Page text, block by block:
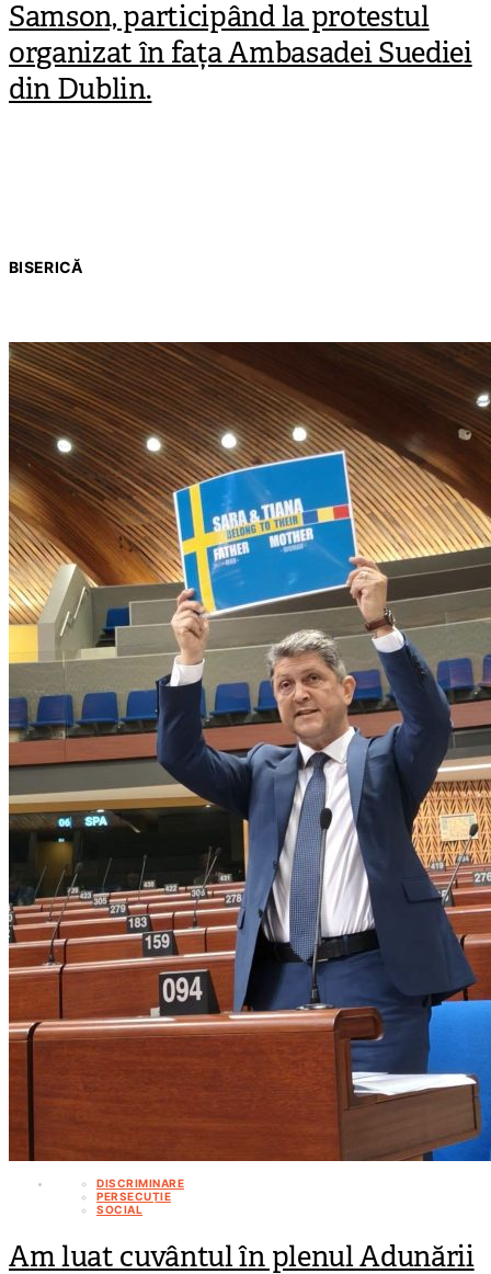
Samson, participând la protestul
organizat în fața Ambasadei Suediei
din Dublin.
BISERICĂ
DISCRIMINARE
PERSECUȚIE
SOCIAL
Am luat cuvântul în plenul Adunării